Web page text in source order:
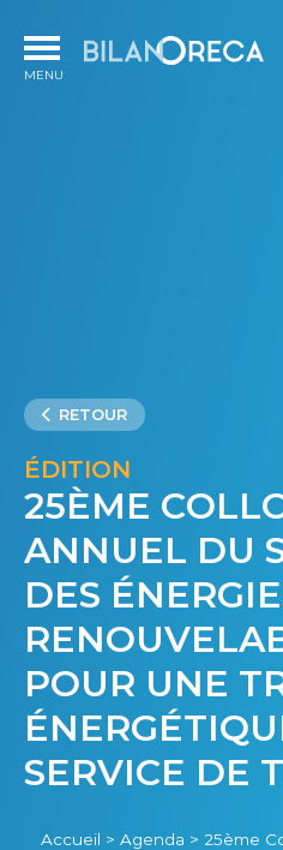
RETOUR
ÉDITION
25ÈME
ANNUEL DU
DES
POUR UNE
SERVICE DE
Accueil > Agenda > 25ème